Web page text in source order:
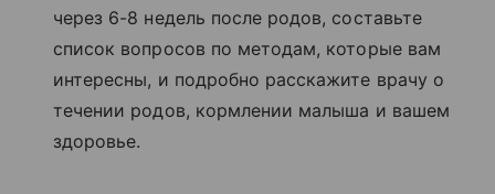
через 6-8 недель после родов, составьте
список вопросов по методам, которые вам
интересны, и подробно расскажите врачу о
течении родов, кормлении малыша и вашем
здоровье.